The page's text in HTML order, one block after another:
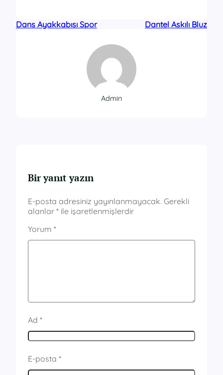
Dans Ayakkabısı Spor Dantel Askılı Bluz
Admin
Bir yanıt yazın
E-posta adresiniz yayınlanmayacak. Gerekli
alanlar * ile işaretlenmişlerdir
Yorum *
Ad *
E-posta *